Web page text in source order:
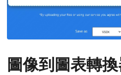
圖像到圖表轉